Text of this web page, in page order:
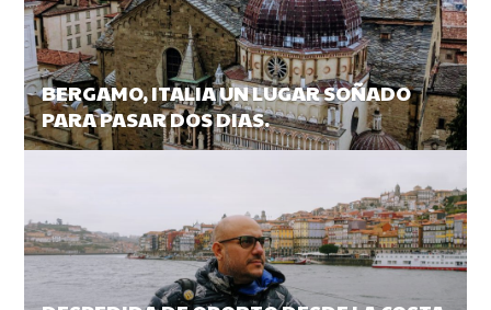
BERGAMO, ITALIA UN LUGAR SOÑADO
PARA PASAR DOS DIAS.